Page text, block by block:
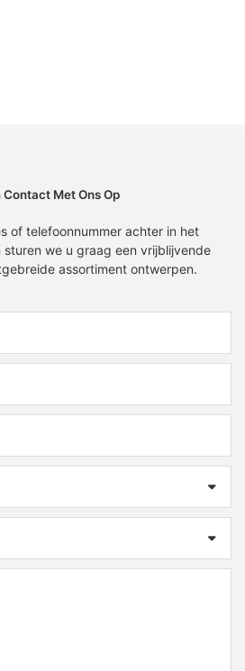
Contact Met Ons Op
of telefoonnummer achter in het
we u graag een vrijblijvende
assortiment ontwerpen.